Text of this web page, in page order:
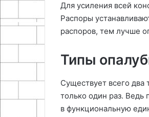
Для усиления всей
Распоры
распоров, тем лучше
Типы
Существует всего
только один раз. Ведь
в функциональную